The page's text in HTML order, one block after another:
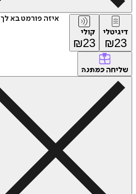
איזה פורמט בא לך?
₪
קולי
₪ 23
כמתנה